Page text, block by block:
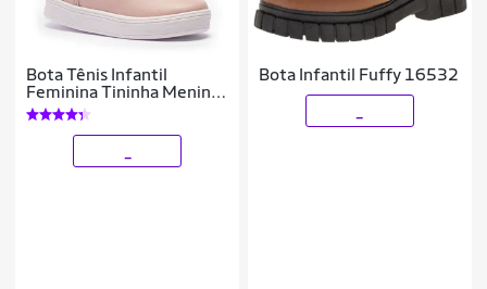
Bota Tênis Infantil
Feminina Tininha Menina
Bordado
Bota Infantil Fuffy 16532